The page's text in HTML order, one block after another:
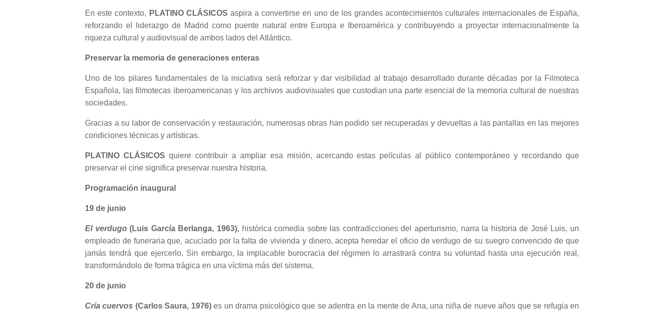
En este contexto, PLATINO CLÁSICOS aspira a convertirse en uno de los grandes acontecimientos culturales internacionales de España,
reforzando el liderazgo de Madrid como puente natural entre Europa e Iberoamérica y contribuyendo a proyectar internacionalmente la
riqueza cultural y audiovisual de ambos lados del Atlántico.
Preservar la memoria de generaciones enteras
Uno de los pilares fundamentales de la iniciativa será reforzar y dar visibilidad al trabajo desarrollado durante décadas por la Filmoteca
Española, las filmotecas iberoamericanas y los archivos audiovisuales que custodian una parte esencial de la memoria cultural de nuestras
sociedades.
Gracias a su labor de conservación y restauración, numerosas obras han podido ser recuperadas y devueltas a las pantallas en las mejores
condiciones técnicas y artísticas.
PLATINO CLÁSICOS quiere contribuir a ampliar esa misión, acercando estas películas al público contemporáneo y recordando que
preservar el cine significa preservar nuestra historia.
Programación inaugural
19 de junio
El verdugo(Luis García Berlanga, 1963),histórica comedia sobre las contradicciones del aperturismo, narra la historia de José Luis, un
empleado de funeraria que, acuciado por la falta de vivienda y dinero, acepta heredar el oficio de verdugo de su suegro convencido de que
jamás tendrá que ejercerlo. Sin embargo, la implacable burocracia del régimen lo arrastrará contra su voluntad hasta una ejecución real,
transformándolo de forma trágica en una víctima más del sistema.
20 de junio
Cría cuervos (Carlos Saura, 1976)es un drama psicológico que se adentra en la mente de Ana, una niña de nueve años que se refugia en